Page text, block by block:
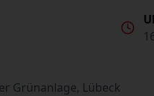
Grünanlage, Lübeck